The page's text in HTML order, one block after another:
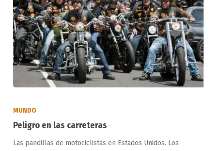
carreteras
MUNDO
Peligro en las carreteras
Las pandillas de motociclistas en Estados Unidos. Los